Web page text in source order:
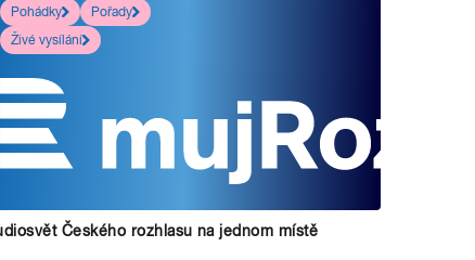
Pohádky
Pořady
Živé vysílání
Českého rozhlasu na jednom místě